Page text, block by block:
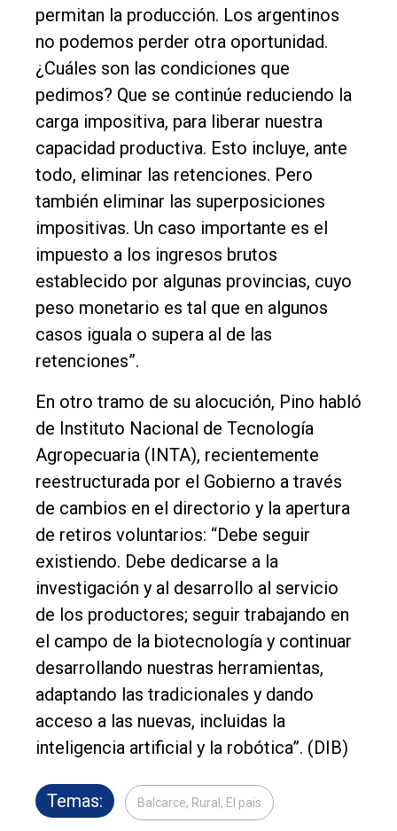
permitan la producción. Los argentinos
no podemos perder otra oportunidad.
¿Cuáles son las condiciones que
pedimos? Que se continúe reduciendo la
carga impositiva, para liberar nuestra
capacidad productiva. Esto incluye, ante
todo, eliminar las retenciones. Pero
también eliminar las superposiciones
impositivas. Un caso importante es el
impuesto a los ingresos brutos
establecido por algunas provincias, cuyo
peso monetario es tal que en algunos
casos iguala o supera al de las
retenciones”.
En otro tramo de su alocución, Pino habló
de Instituto Nacional de Tecnología
Agropecuaria (INTA), recientemente
reestructurada por el Gobierno a través
de cambios en el directorio y la apertura
de retiros voluntarios: “Debe seguir
existiendo. Debe dedicarse a la
investigación y al desarrollo al servicio
de los productores; seguir trabajando en
el campo de la biotecnología y continuar
desarrollando nuestras herramientas,
adaptando las tradicionales y dando
acceso a las nuevas, incluidas la
inteligencia artificial y la robótica”. (DIB)
Temas: Balcarce, Rural, El pais